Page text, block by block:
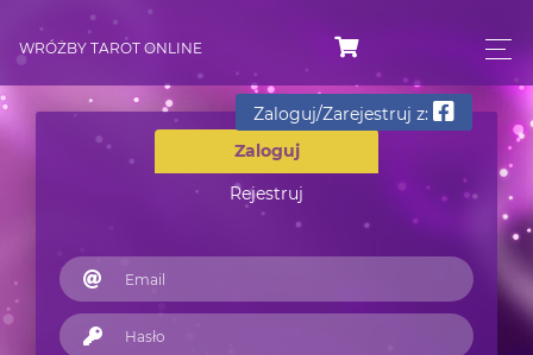
WRÓŻBY TAROT ONLINE
Zaloguj
Rejestruj
Zaloguj/Zarejestruj z: